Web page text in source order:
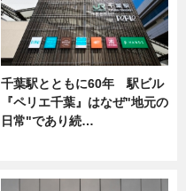
千葉駅とともに60年 駅ビル
『ペリエ千葉』はなぜ"地元の
日常"であり続…